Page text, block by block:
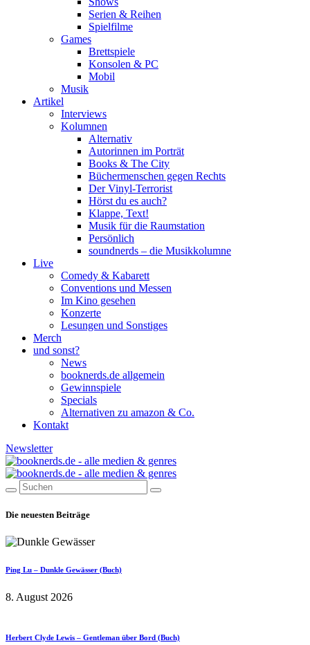
Serien & Reihen
Spielfilme
Games
Brettspiele
Konsolen & PC
Mobil
Musik
Artikel
Interviews
Kolumnen
Alternativ
Autorinnen im Porträt
Books & The City
Büchermenschen gegen Rechts
Der Vinyl-Terrorist
Hörst du es auch?
Klappe, Text!
Musik für die Raumstation
Persönlich
soundnerds – die Musikkolumne
Live
Comedy & Kabarett
Conventions und Messen
Im Kino gesehen
Konzerte
Lesungen und Sonstiges
Merch
und sonst?
News
booknerds.de allgemein
Gewinnspiele
Specials
Alternativen zu amazon & Co.
Kontakt
Newsletter
Die neuesten Beiträge
Ping Lu – Dunkle Gewässer (Buch)
8. August 2026
Herbert Clyde Lewis – Gentleman über Bord (Buch)